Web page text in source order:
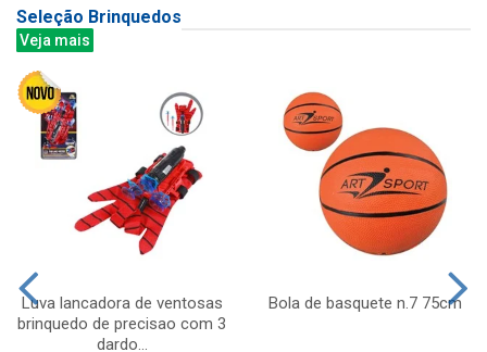
Seleção Brinquedos
Veja mais
Luva lancadora de ventosas
brinquedo de precisao com 3
dardo...
Bola de basquete n.7 75cm